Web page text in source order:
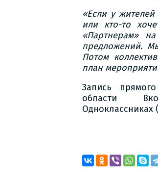
«Если у
или кто-то
«Партнерам»
предложений.
Потом
план
Запись
области
Одноклассниках (